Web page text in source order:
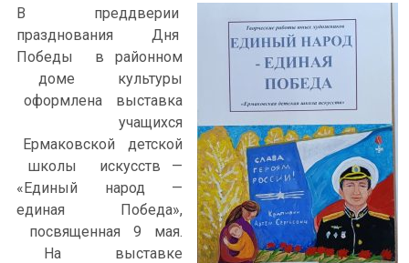
В преддверии
празднования Дня
Победы в районном
доме культуры
оформлена выставка
учащихся
Ермаковской детской
школы искусств —
«Единый народ —
единая Победа»,
посвященная 9 мая.
На выставке